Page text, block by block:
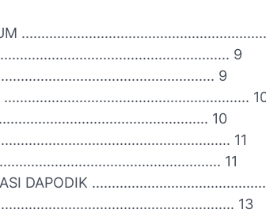
9
9
10
11
11
DAPODIK
13